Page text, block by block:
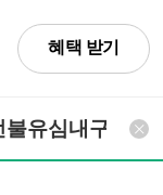
혜택 받기
검